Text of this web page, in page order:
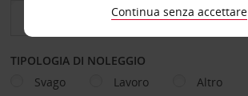
TIPOLOGIA DI NOLEGGIO
Svago
Lavoro Altro
Continua senza accettare